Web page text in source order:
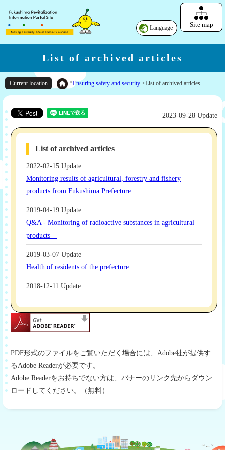
Site map
Language
List of archived articles
Current location >Ensuring safety and security >List of archived articles
2023-09-28 Update
PDF形式のファイルをご覧いただく場合には、Adobe社が提供す
るAdobe Readerが必要です。
Adobe Readerをお持ちでない方は、バナーのリンク先からダウン
ロードしてください。（無料）